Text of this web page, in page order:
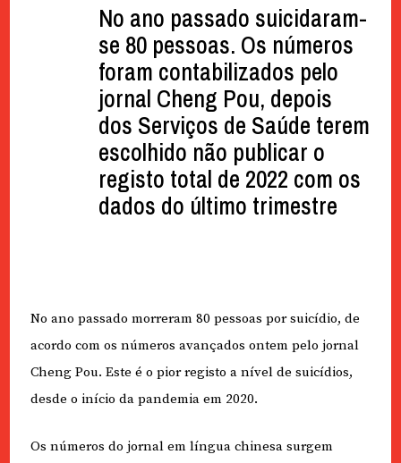
No ano passado suicidaram-
se 80 pessoas. Os números
foram contabilizados pelo
jornal Cheng Pou, depois
dos Serviços de Saúde terem
escolhido não publicar o
registo total de 2022 com os
dados do último trimestre
No ano passado morreram 80 pessoas por suicídio, de
acordo com os números avançados ontem pelo jornal
Cheng Pou. Este é o pior registo a nível de suicídios,
desde o início da pandemia em 2020.
Os números do jornal em língua chinesa surgem